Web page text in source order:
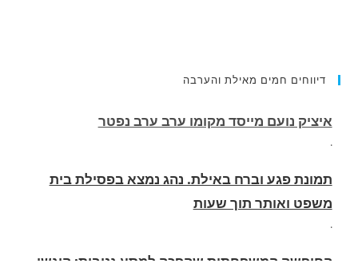
דיווחים חמים מאילת והערבה
תמונת פגע וברח באילת. נהג נמצא בפסילת בית
משפט ואותר תוך שעות
החופשה המשפחתית שהפכה למסע גניבות: הוגשו